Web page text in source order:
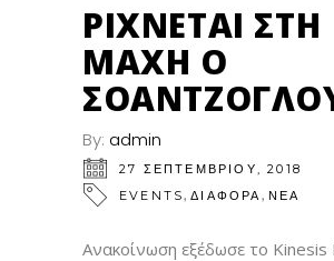
ΡΊΧΝΕΤΑΙ ΣΤΗ
ΜΆΧΗ Ο
By: admin
27 ΣΕΠΤΕΜΒΡΊΟΥ, 2018
EVENTS,ΔΙΑΦΟΡΑ , ΝΕΑ
Ανακοίνωση εξέδωσε το Kinesis